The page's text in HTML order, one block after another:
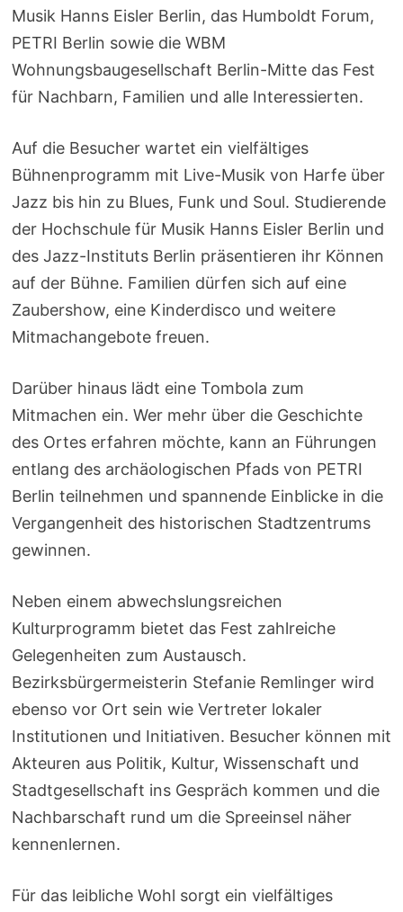
Musik Hanns Eisler Berlin, das Humboldt Forum,
PETRI Berlin sowie die WBM
Wohnungsbaugesellschaft Berlin-Mitte das Fest
für Nachbarn, Familien und alle Interessierten.
Auf die Besucher wartet ein vielfältiges
Bühnenprogramm mit Live-Musik von Harfe über
Jazz bis hin zu Blues, Funk und Soul. Studierende
der Hochschule für Musik Hanns Eisler Berlin und
des Jazz-Instituts Berlin präsentieren ihr Können
auf der Bühne. Familien dürfen sich auf eine
Zaubershow, eine Kinderdisco und weitere
Mitmachangebote freuen.
Darüber hinaus lädt eine Tombola zum
Mitmachen ein. Wer mehr über die Geschichte
des Ortes erfahren möchte, kann an Führungen
entlang des archäologischen Pfads von PETRI
Berlin teilnehmen und spannende Einblicke in die
Vergangenheit des historischen Stadtzentrums
gewinnen.
Neben einem abwechslungsreichen
Kulturprogramm bietet das Fest zahlreiche
Gelegenheiten zum Austausch.
Bezirksbürgermeisterin Stefanie Remlinger wird
ebenso vor Ort sein wie Vertreter lokaler
Institutionen und Initiativen. Besucher können mit
Akteuren aus Politik, Kultur, Wissenschaft und
Stadtgesellschaft ins Gespräch kommen und die
Nachbarschaft rund um die Spreeinsel näher
kennenlernen.
Für das leibliche Wohl sorgt ein vielfältiges